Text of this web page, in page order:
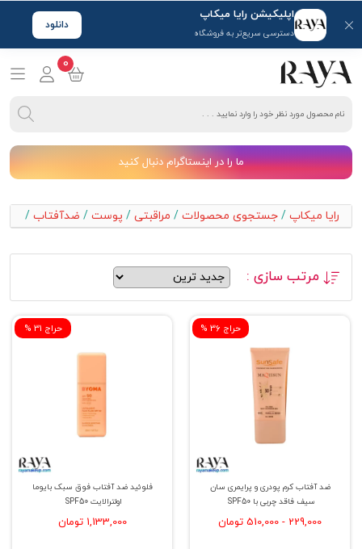
اپلیکیشن رایا میکاپ
دسترسی سریع‌تر به فروشگاه
دانلود
0
ما را در اینستاگرام دنبال کنید
رایا میکاپ / جستجوی محصولات / مراقبتی / پوست / ضدآفتاب /
مرتب سازی :
% حراج 36
ضد آفتاب کرم پودری و پرایمری سان
سیف فاقد چربی با SPF50
229,000 - 510,000 تومان
% حراج 31
فلوئید ضد آفتاب فوق سبک بایوما
اولترالایت SPF50
1,133,000 تومان